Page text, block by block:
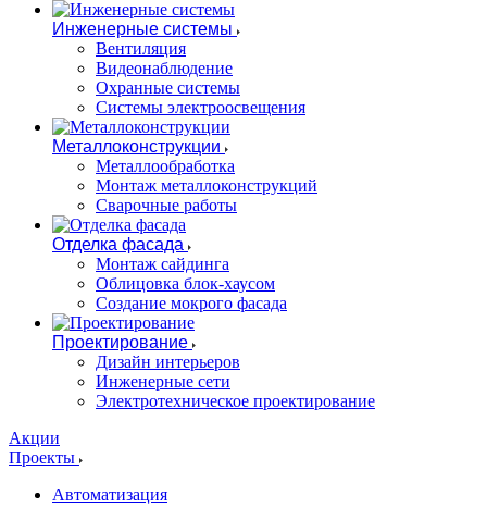
Инженерные системы
Вентиляция
Видеонаблюдение
Охранные системы
Системы электроосвещения
Металлоконструкции
Металлообработка
Монтаж металлоконструкций
Сварочные работы
Отделка фасада
Монтаж сайдинга
Облицовка блок-хаусом
Создание мокрого фасада
Проектирование
Дизайн интерьеров
Инженерные сети
Электротехническое проектирование
Акции
Проекты
Автоматизация